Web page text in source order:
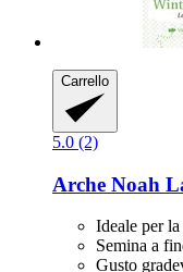
Carrello
5.0 (2)
Arche Noah
Ideale per
Semina a
Gusto